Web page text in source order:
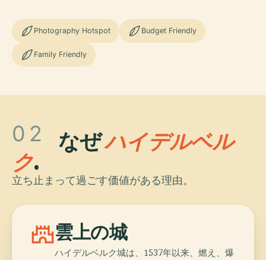
Photography Hotspot Budget Friendly
Family Friendly
02 なぜハイデルベル
ク.
立ち止まって過ごす価値がある理由。
castle雲上の城
ハイデルベルク城は、1537年以来、燃え、爆